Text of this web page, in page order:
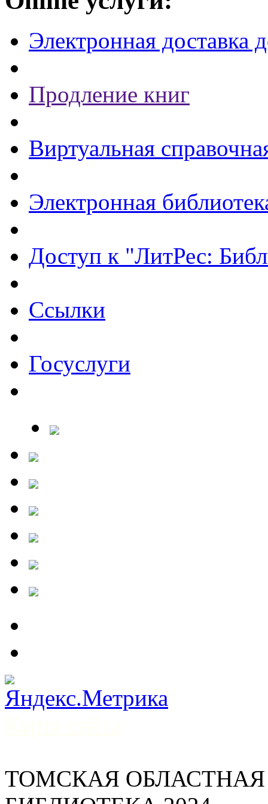
Электронная доставка
Продление книг
Виртуальная
Электронная
Доступ к "ЛитРес:
Ссылки
Госуслуги
ТОМСКАЯ